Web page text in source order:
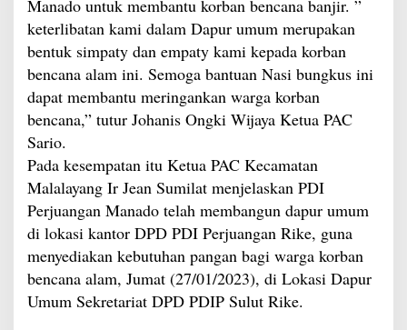
Manado untuk membantu korban bencana banjir. ”
keterlibatan kami dalam Dapur umum merupakan
bentuk simpaty dan empaty kami kepada korban
bencana alam ini. Semoga bantuan Nasi bungkus ini
dapat membantu meringankan warga korban
bencana,” tutur Johanis Ongki Wijaya Ketua PAC
Sario.
Pada kesempatan itu Ketua PAC Kecamatan
Malalayang Ir Jean Sumilat menjelaskan PDI
Perjuangan Manado telah membangun dapur umum
di lokasi kantor DPD PDI Perjuangan Rike, guna
menyediakan kebutuhan pangan bagi warga korban
bencana alam, Jumat (27/01/2023), di Lokasi Dapur
Umum Sekretariat DPD PDIP Sulut Rike.